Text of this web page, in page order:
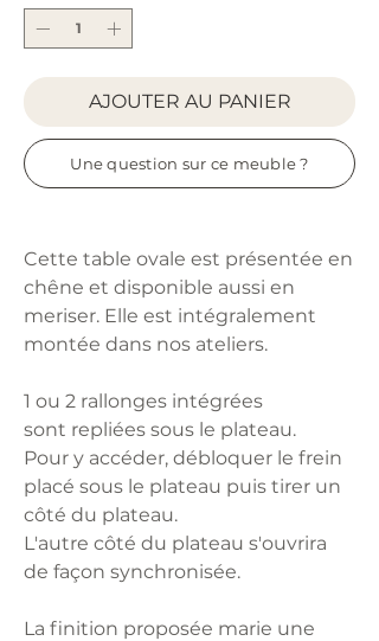
AJOUTER AU PANIER
Une question sur ce meuble ?
Cette table ovale est présentée en
chêne et disponible aussi en
meriser. Elle est intégralement
montée dans nos ateliers.
1 ou 2 rallonges intégrées
sont repliées sous le plateau.
Pour y accéder, débloquer le frein
placé sous le plateau puis tirer un
côté du plateau.
L'autre côté du plateau s'ouvrira
de façon synchronisée.
La finition proposée marie une